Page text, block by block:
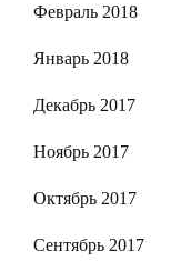
Февраль 2018
Январь 2018
Декабрь 2017
Ноябрь 2017
Октябрь 2017
Сентябрь 2017